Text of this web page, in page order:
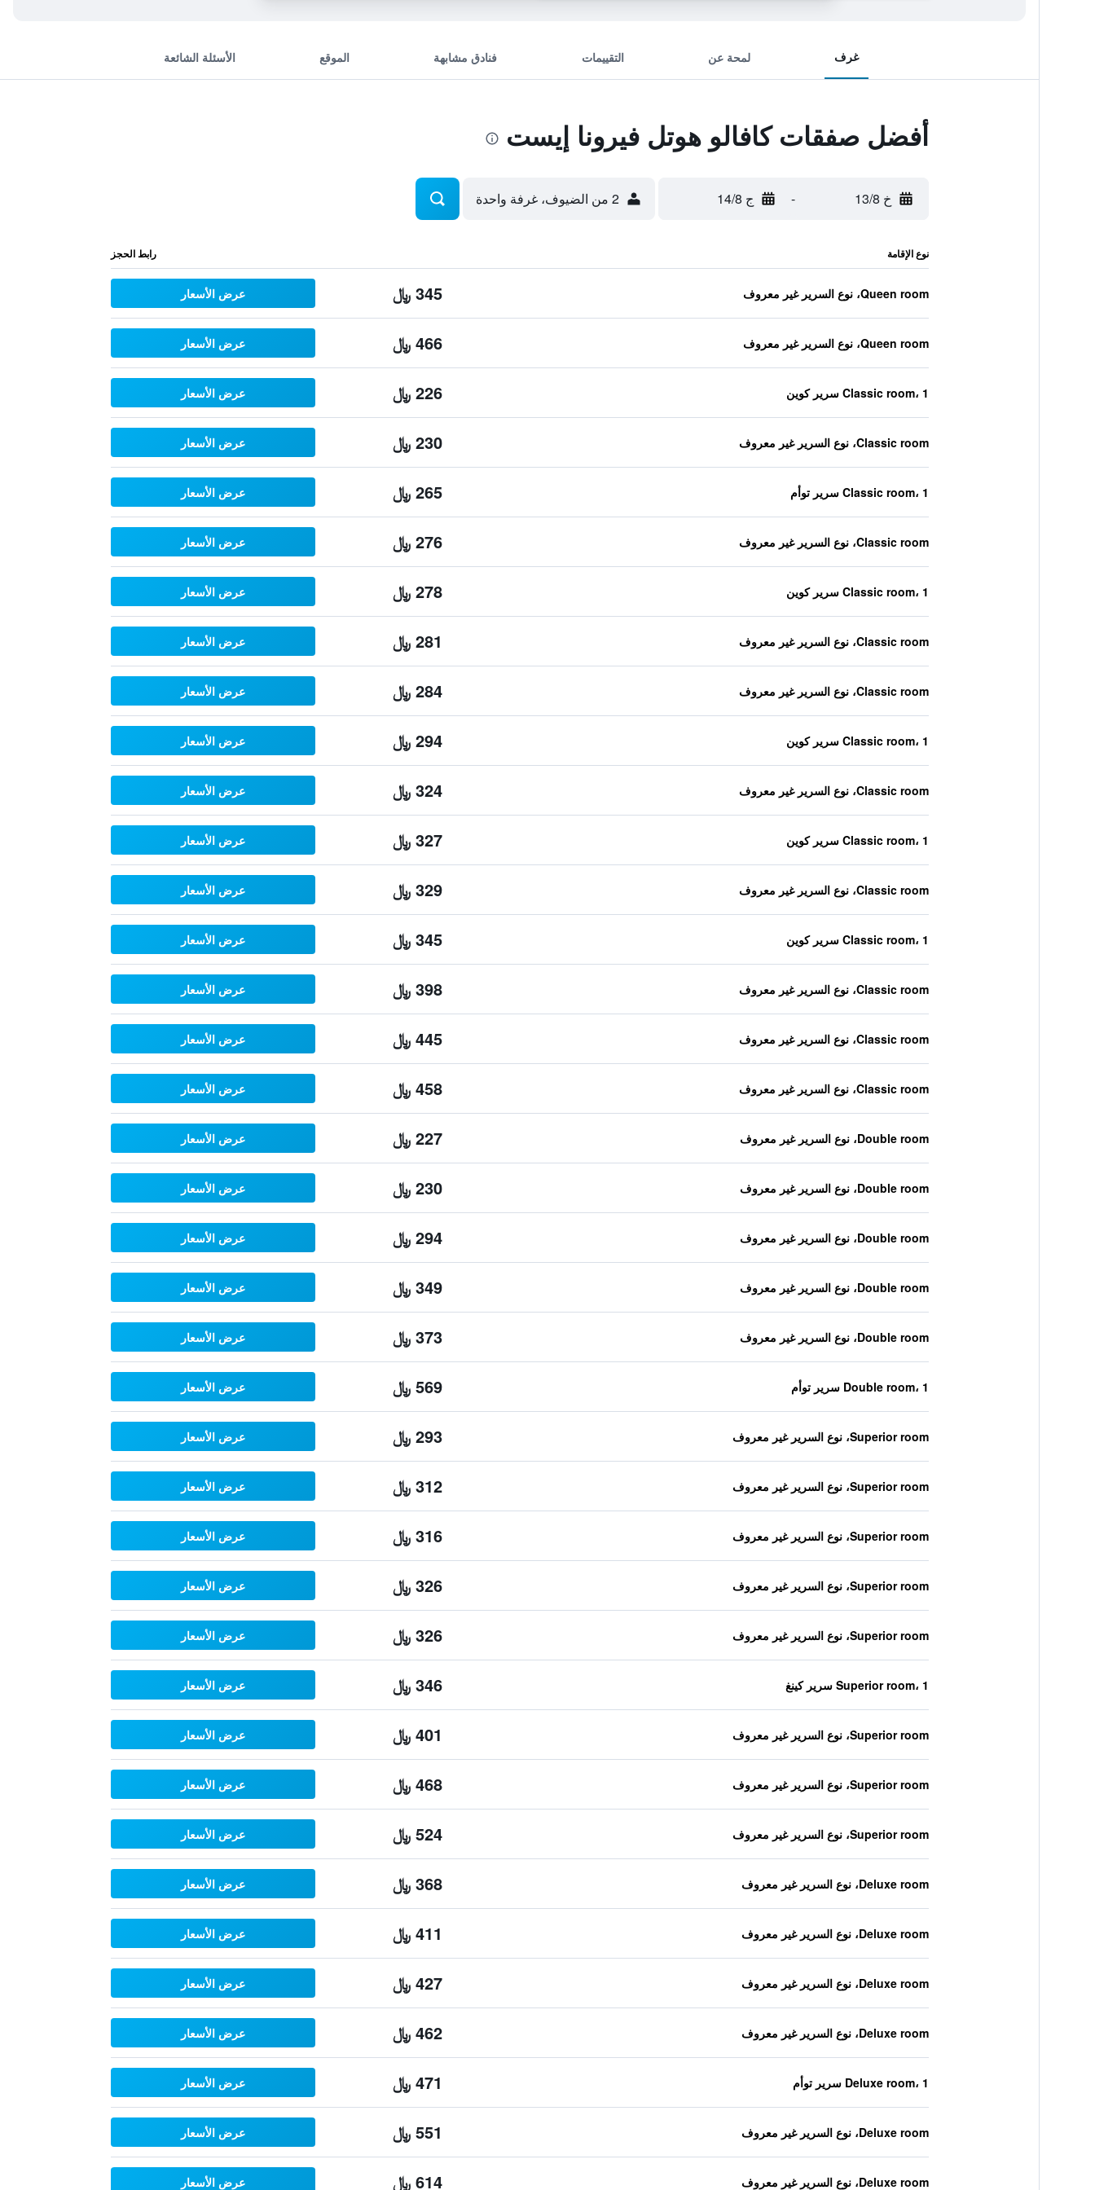
غرف لمحة عن التقييمات فنادق مشابهة الموقع الأسئلة الشائعة
أفضل صفقات كافالو هوتل فيرونا إيست
خ 13/8 - ج 14/8 2 من الضيوف، غرفة واحدة
نوع الإقامة رابط الحجز
Queen room، نوع السرير غير معروف 345 ﷼ عرض الأسعار
Queen room، نوع السرير غير معروف 466 ﷼ عرض الأسعار
Classic room، 1 سرير كوين 226 ﷼ عرض الأسعار
Classic room، نوع السرير غير معروف 230 ﷼ عرض الأسعار
Classic room، 1 سرير توأم 265 ﷼ عرض الأسعار
Classic room، نوع السرير غير معروف 276 ﷼ عرض الأسعار
Classic room، 1 سرير كوين 278 ﷼ عرض الأسعار
Classic room، نوع السرير غير معروف 281 ﷼ عرض الأسعار
Classic room، نوع السرير غير معروف 284 ﷼ عرض الأسعار
Classic room، 1 سرير كوين 294 ﷼ عرض الأسعار
Classic room، نوع السرير غير معروف 324 ﷼ عرض الأسعار
Classic room، 1 سرير كوين 327 ﷼ عرض الأسعار
Classic room، نوع السرير غير معروف 329 ﷼ عرض الأسعار
Classic room، 1 سرير كوين 345 ﷼ عرض الأسعار
Classic room، نوع السرير غير معروف 398 ﷼ عرض الأسعار
Classic room، نوع السرير غير معروف 445 ﷼ عرض الأسعار
Classic room، نوع السرير غير معروف 458 ﷼ عرض الأسعار
Double room، نوع السرير غير معروف 227 ﷼ عرض الأسعار
Double room، نوع السرير غير معروف 230 ﷼ عرض الأسعار
Double room، نوع السرير غير معروف 294 ﷼ عرض الأسعار
Double room، نوع السرير غير معروف 349 ﷼ عرض الأسعار
Double room، نوع السرير غير معروف 373 ﷼ عرض الأسعار
Double room، 1 سرير توأم 569 ﷼ عرض الأسعار
Superior room، نوع السرير غير معروف 293 ﷼ عرض الأسعار
Superior room، نوع السرير غير معروف 312 ﷼ عرض الأسعار
Superior room، نوع السرير غير معروف 316 ﷼ عرض الأسعار
Superior room، نوع السرير غير معروف 326 ﷼ عرض الأسعار
Superior room، نوع السرير غير معروف 326 ﷼ عرض الأسعار
Superior room، 1 سرير كينغ 346 ﷼ عرض الأسعار
Superior room، نوع السرير غير معروف 401 ﷼ عرض الأسعار
Superior room، نوع السرير غير معروف 468 ﷼ عرض الأسعار
Superior room، نوع السرير غير معروف 524 ﷼ عرض الأسعار
Deluxe room، نوع السرير غير معروف 368 ﷼ عرض الأسعار
Deluxe room، نوع السرير غير معروف 411 ﷼ عرض الأسعار
Deluxe room، نوع السرير غير معروف 427 ﷼ عرض الأسعار
Deluxe room، نوع السرير غير معروف 462 ﷼ عرض الأسعار
Deluxe room، 1 سرير توأم 471 ﷼ عرض الأسعار
Deluxe room، نوع السرير غير معروف 551 ﷼ عرض الأسعار
Deluxe room، نوع السرير غير معروف 614 ﷼ عرض الأسعار